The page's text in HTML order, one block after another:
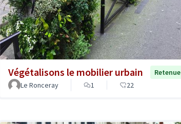
Végétalisons le mobilier urbain
Retenue
Le Ronceray
1 22